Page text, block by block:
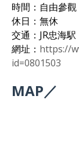
時間：自由參觀
休日：無休
交通：JR忠海駅
網址： https://
id=0801503
MAP／